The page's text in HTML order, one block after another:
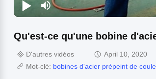
Qu'est-ce qu'une bobine
D'autres vidéos
April 10, 2020
Mot-clé: bobines d'acier prépeint de